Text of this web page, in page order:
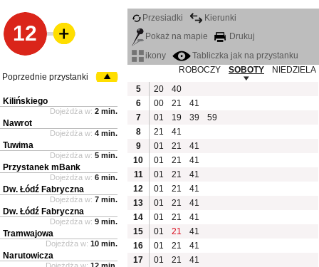
12
Przesiadki
Kierunki
Pokaż na mapie
Drukuj
ikony
Tabliczka jak na przystanku
ROBOCZY
SOBOTY
NIEDZIELA
5
20
40
6
00 21
41
7
01 19 39
59
8
21
41
9
01 21
41
10
01 21
41
11
01 21
41
12
01 21
41
13
01 21
41
14
01 21
41
15
01 21
41
16
01 21
41
17
01 21 41
Poprzednie przystanki
Kilińskiego
Dojeżdża w: 2 min.
Nawrot
Dojeżdża w: 4 min.
Tuwima
Dojeżdża w: 5 min.
Przystanek mBank
Dojeżdża w: 6 min.
Dw. Łódź Fabryczna
Dojeżdża w: 7 min.
Dw. Łódź Fabryczna
Dojeżdża w: 9 min.
Tramwajowa
Dojeżdża w: 10 min.
Narutowicza